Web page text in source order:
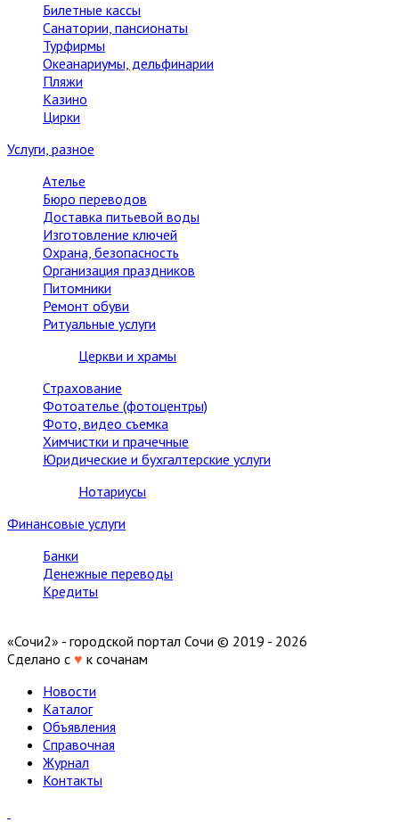
Билетные кассы
Санатории, пансионаты
Турфирмы
Океанариумы, дельфинарии
Пляжи
Казино
Цирки
Услуги, разное
Ателье
Бюро переводов
Доставка питьевой воды
Изготовление ключей
Охрана, безопасность
Организация праздников
Питомники
Ремонт обуви
Ритуальные услуги
Церкви и храмы
Страхование
Фотоателье (фотоцентры)
Фото, видео съемка
Химчистки и прачечные
Юридические и бухгалтерские услуги
Нотариусы
Финансовые услуги
Банки
Денежные переводы
Кредиты
«Сочи2» - городской портал Сочи © 2019 - 2026
Сделано с ♥ к сочанам
Новости
Каталог
Объявления
Справочная
Журнал
Контакты